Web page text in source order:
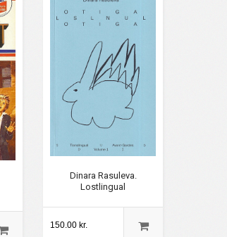
Dinara Rasuleva.
Lostlingual
150.00 kr.